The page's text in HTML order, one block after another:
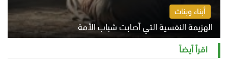
أبناء وبنات
الهزيمة النفسية التي أصابت شباب الأمة
الخميس 6 أغسطس 2026 11:12 ص
اقرأ أيضاً